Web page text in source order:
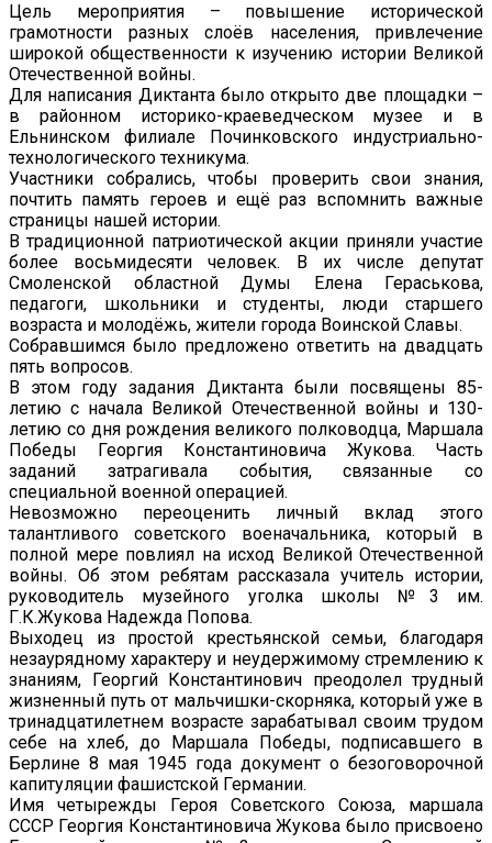
Цель мероприятия – повышение исторической
грамотности разных слоёв населения, привлечение
широкой общественности к изучению истории Великой
Отечественной войны.
Для написания Диктанта было открыто две площадки –
в районном историко-краеведческом музее и в
Ельнинском филиале Починковского индустриально-
технологического техникума.
Участники собрались, чтобы проверить свои знания,
почтить память героев и ещё раз вспомнить важные
страницы нашей истории.
В традиционной патриотической акции приняли участие
более восьмидесяти человек. В их числе депутат
Смоленской областной Думы Елена Гераськова,
педагоги, школьники и студенты, люди старшего
возраста и молодёжь, жители города Воинской Славы.
Собравшимся было предложено ответить на двадцать
пять вопросов.
В этом году задания Диктанта были посвящены 85-
летию с начала Великой Отечественной войны и 130-
летию со дня рождения великого полководца, Маршала
Победы Георгия Константиновича Жукова. Часть
заданий затрагивала события, связанные со
специальной военной операцией.
Невозможно переоценить личный вклад этого
талантливого советского военачальника, который в
полной мере повлиял на исход Великой Отечественной
войны. Об этом ребятам рассказала учитель истории,
руководитель музейного уголка школы №3 им.
Г.К.Жукова Надежда Попова.
Выходец из простой крестьянской семьи, благодаря
незаурядному характеру и неудержимому стремлению к
знаниям, Георгий Константинович преодолел трудный
жизненный путь от мальчишки-скорняка, который уже в
тринадцатилетнем возрасте зарабатывал своим трудом
себе на хлеб, до Маршала Победы, подписавшего в
Берлине 8 мая 1945 года документ о безоговорочной
капитуляции фашистской Германии.
Имя четырежды Героя Советского Союза, маршала
СССР Георгия Константиновича Жукова было присвоено